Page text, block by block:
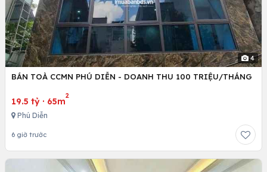
4
BÁN TOÀ CCMN PHÚ DIỄN - DOANH THU 100 TRIỆU/THÁNG
19.5 tỷ · 65m
2
Phú Diễn
6 giờ trước